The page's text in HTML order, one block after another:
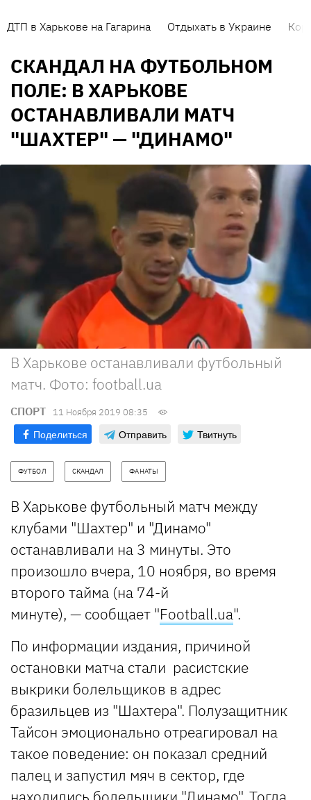
ДТП в Харькове на Гагарина Отдыхать в Украине
СКАНДАЛ НА ФУТБОЛЬНОМ
ПОЛЕ: В ХАРЬКОВЕ
ОСТАНАВЛИВАЛИ МАТЧ
"ШАХТЕР" — "ДИНАМО"
В Харькове останавливали футбольный
матч. Фото: football.ua
СПОРТ 11 Ноября 2019 08:35
Поделиться Отправить Твитнуть
ФУТБОЛ СКАНДАЛ ФАНАТЫ
В Харькове футбольный матч между
клубами "Шахтер" и "Динамо"
останавливали на 3 минуты. Это
произошло вчера, 10 ноября, во время
второго тайма (на 74-й
минуте), — сообщает "Football.ua".
По информации издания, причиной
остановки матча стали расистские
выкрики болельщиков в адрес
бразильцев из "Шахтера". Полузащитник
Тайсон эмоционально отреагировал на
такое поведение: он показал средний
палец и запустил мяч в сектор, где